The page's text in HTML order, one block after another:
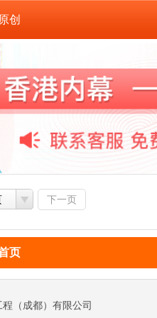
创
下一页
页
（成都）有限公司